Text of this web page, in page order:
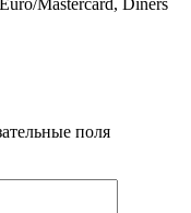
Mastercard, Diners
поля